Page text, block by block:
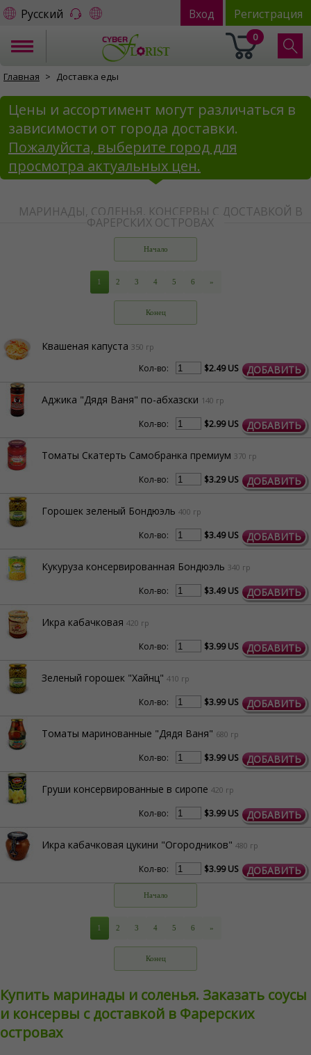
Русский Вход Регистрация
0
Главная Доставка еды
Цены и ассортимент могут различаться в
зависимости от города доставки.
Пожалуйста, выберите город для
просмотра актуальных цен.
МАРИНАДЫ, СОЛЕНЬЯ, КОНСЕРВЫ С ДОСТАВКОЙ В
ФАРЕРСКИХ ОСТРОВАХ
Начало
1 2 3 4 5 6 »
Конец
Квашеная капуста 350 гр
ДОБАВИТЬ
$2.49 US
Кол-во:
Аджика "Дядя Ваня" по-абхазски 140 гр
ДОБАВИТЬ
$2.99 US
Кол-во:
Томаты Скатерть Самобранка премиум 370 гр
ДОБАВИТЬ
$3.29 US
Кол-во:
Горошек зеленый Бондюэль 400 гр
ДОБАВИТЬ
$3.49 US
Кол-во:
Кукуруза консервированная Бондюэль 340 гр
ДОБАВИТЬ
$3.49 US
Кол-во:
Икра кабачковая 420 гр
ДОБАВИТЬ
$3.99 US
Кол-во:
Зеленый горошек "Хайнц" 410 гр
ДОБАВИТЬ
$3.99 US
Кол-во:
Томаты маринованные "Дядя Ваня" 680 гр
ДОБАВИТЬ
$3.99 US
Кол-во:
Груши консервированные в сиропе 420 гр
ДОБАВИТЬ
$3.99 US
Кол-во:
Икра кабачковая цукини "Огородников" 480 гр
ДОБАВИТЬ
$3.99 US
Кол-во:
Начало
1 2 3 4 5 6 »
Конец
Купить маринады и соленья. Заказать соусы
и консервы с доставкой в Фарерских
островах